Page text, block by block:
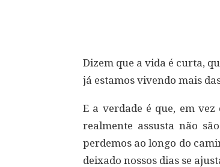
Dizem que a vida é curta,
já estamos vivendo mais
E a verdade é que, em
realmente assusta não
perdemos ao longo do
deixado nossos dias se